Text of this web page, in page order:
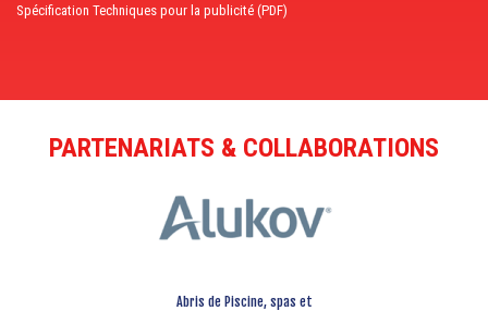
Spécification Techniques pour la publicité (PDF)
PARTENARIATS & COLLABORATIONS
Abris de Piscine, spas et